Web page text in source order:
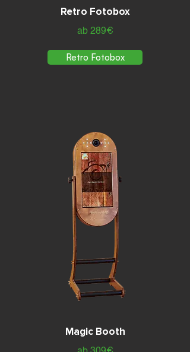
Retro Fotobox
ab 289€
Retro Fotobox
Magic Booth